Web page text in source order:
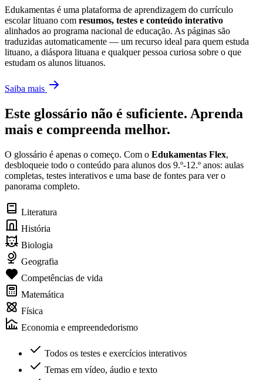
Edukamentas é uma plataforma de aprendizagem do currículo
escolar lituano com resumos, testes e conteúdo interativo
alinhados ao programa nacional de educação. As páginas são
traduzidas automaticamente — um recurso ideal para quem estuda
lituano, a diáspora lituana e qualquer pessoa curiosa sobre o que
estudam os alunos lituanos.
Saiba mais
Este glossário não é suficiente. Aprenda
mais e compreenda melhor.
O glossário é apenas o começo. Com o Edukamentas Flex,
desbloqueie todo o conteúdo para alunos dos 9.º-12.º anos: aulas
completas, testes interativos e uma base de fontes para ver o
panorama completo.
Literatura
História
Biologia
Geografia
Competências de vida
Matemática
Física
Economia e empreendedorismo
Todos os testes e exercícios interativos
Temas em vídeo, áudio e texto